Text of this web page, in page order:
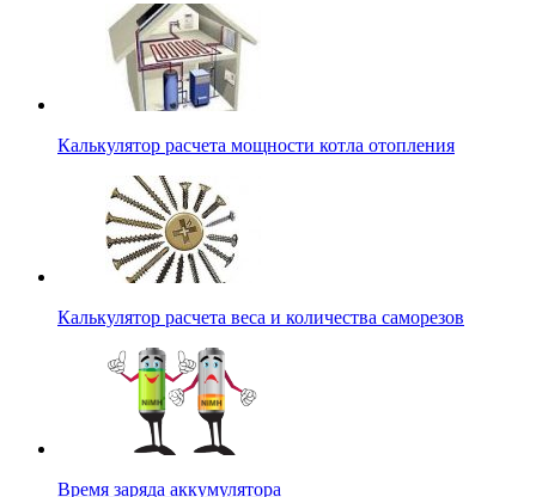
Калькулятор расчета мощности котла отопления
Калькулятор расчета веса и количества саморезов
Время заряда аккумулятора